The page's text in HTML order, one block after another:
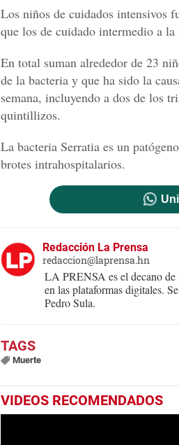
Los niños de cuidados intensivos
que los de cuidado intermedio a
En total suman alrededor de 23
de la bacteria y que ha sido la
semana, incluyendo a dos de los
quintillizos.
La bacteria Serratia es un
brotes intrahospitalarios.
Redacción La Prensa
redaccion@laprensa.hn
LA PRENSA es el decano de
en las plataformas digitales.
Pedro Sula.
Muerte
VIDEOS RECOMENDADOS